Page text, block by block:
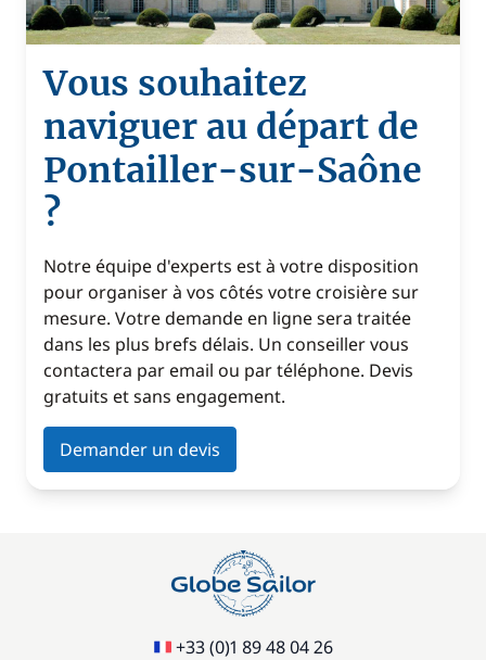
Vous souhaitez
naviguer au départ de
Pontailler-sur-Saône
?
Notre équipe d'experts est à votre disposition
pour organiser à vos côtés votre croisière sur
mesure. Votre demande en ligne sera traitée
dans les plus brefs délais. Un conseiller vous
contactera par email ou par téléphone. Devis
gratuits et sans engagement.
Demander un devis
+33 (0)1 89 48 04 26